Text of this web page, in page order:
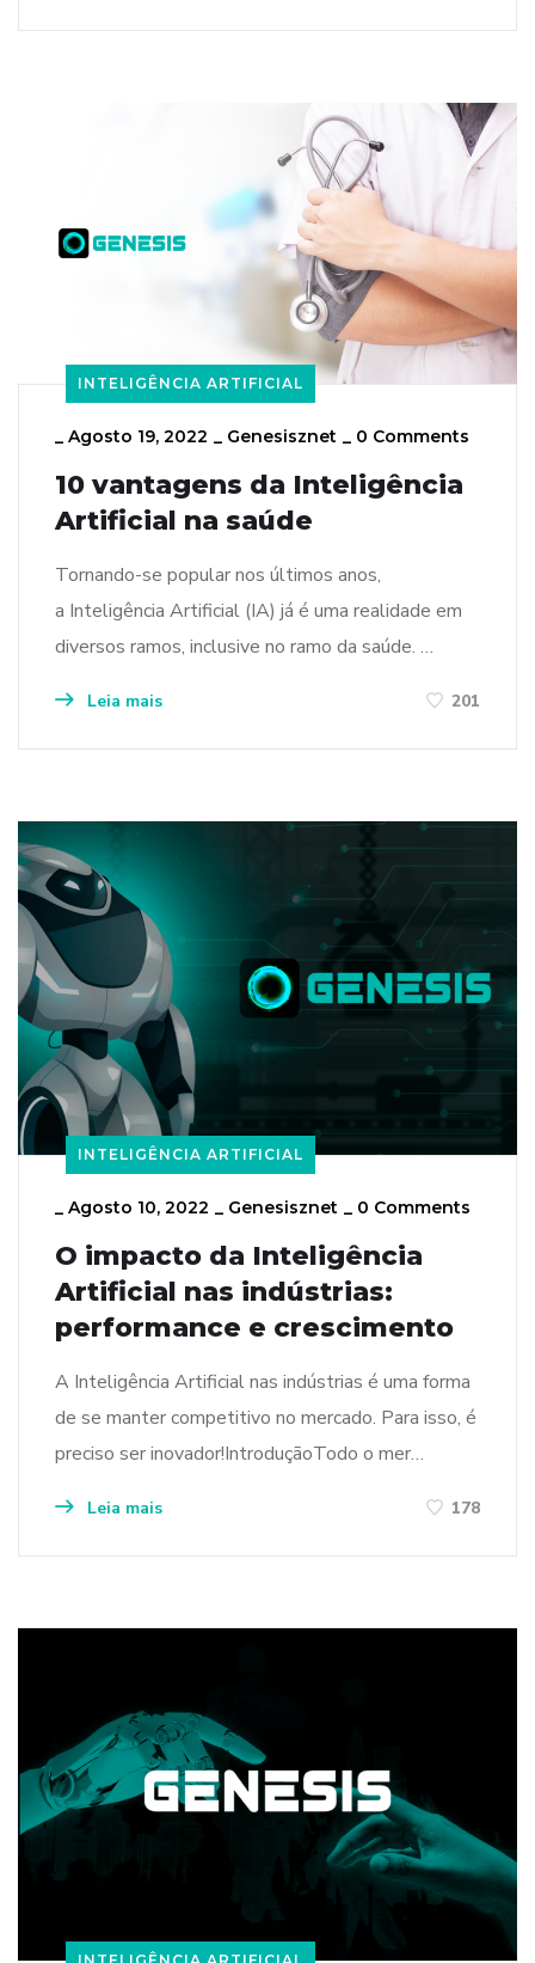
INTELIGÊNCIA ARTIFICIAL
_ Agosto 19, 2022 _ Genesisznet _ 0 Comments
10 vantagens da Inteligência
Artificial na saúde
Tornando-se popular nos últimos anos,
a Inteligência Artificial (IA) já é uma realidade em
diversos ramos, inclusive no ramo da saúde. …
Leia mais 201
INTELIGÊNCIA ARTIFICIAL
_ Agosto 10, 2022 _ Genesisznet _ 0 Comments
O impacto da Inteligência
Artificial nas indústrias:
performance e crescimento
A Inteligência Artificial nas indústrias é uma forma
de se manter competitivo no mercado. Para isso, é
preciso ser inovador!IntroduçãoTodo o mer…
Leia mais 178